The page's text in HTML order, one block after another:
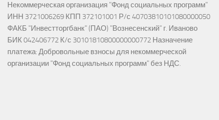
Некоммерческая организация "Фонд социальных программ"
ИНН 3721006269 КПП 372101001 Р/с 40703810101080000050
ФАКБ "Инвестторгбанк" (ПАО) "Вознесенский" г. Иваново
БИК 042406772 К/с 30101810800000000772 Назначение
платежа: Добровольные взносы для некоммерческой
организации "Фонд социальных программ" без НДС.